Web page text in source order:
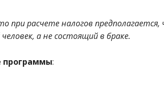
при расчете налогов
а не состоящий в браке.
программы: